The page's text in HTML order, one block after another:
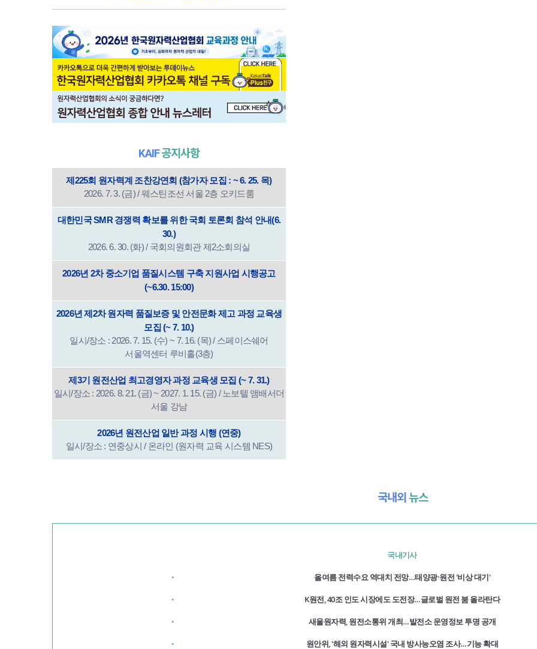
KAIF공지사항
제225회 원자력계 조찬강연회 (참가자 모집 : ~ 6. 25. 목)
2026. 7. 3. (금) / 웨스틴조선 서울 2층 오키드룸
대한민국 SMR 경쟁력 확보를 위한 국회 토론회 참석 안내(6.
30.)
2026. 6. 30. (화) / 국회의원회관 제2소회의실
2026년 2차 중소기업 품질시스템 구축 지원사업 시행공고
(~6.30. 15:00)
2026년 제2차 원자력 품질보증 및 안전문화 제고 과정 교육생
모집 (~ 7. 10.)
일시/장소 : 2026. 7. 15. (수) ~ 7. 16. (목) / 스페이스쉐어
서울역센터 루비홀(3층)
제3기 원전산업 최고경영자 과정 교육생 모집 (~ 7. 31.)
일시/장소 : 2026. 8. 21. (금) ~ 2027. 1. 15. (금) / 노보텔 앰배서더
서울 강남
2026년 원전산업 일반 과정 시행 (연중)
일시/장소 : 연중상시 / 온라인 (원자력 교육 시스템 NES)
국내외 뉴스
국내기사
· 올여름 전력수요 역대치 전망…태양광·원전 '비상 대기'
· K원전, 40조 인도 시장에도 도전장…글로벌 원전 붐 올라탄다
· 새울원자력, 원전소통위 개최…발전소 운영정보 투명 공개
· 원안위, '해외 원자력시설' 국내 방사능오염 조사…기능 확대